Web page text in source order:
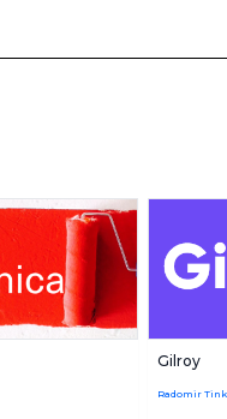
Gilroy
Radomir